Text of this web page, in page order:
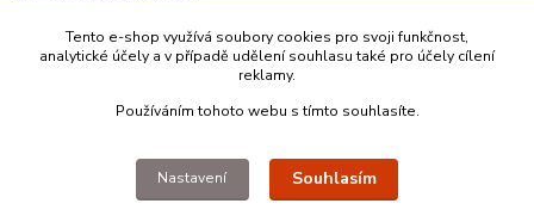
mara@elektro-naradi.cz
Upravit sběr cookies.
Tento e-shop využívá soubory cookies pro svoji funkčnost,
analytické účely a v případě udělení souhlasu také pro účely cílení
reklamy.
Používáním tohoto webu s tímto souhlasíte.
Nastavení Souhlasím